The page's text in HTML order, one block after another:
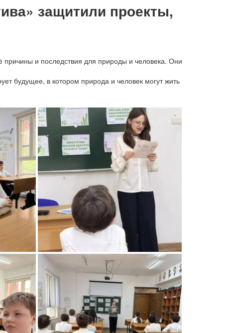
защитили проекты,
и последствия для природы и человека. Они
будущее, в котором природа и человек могут жить